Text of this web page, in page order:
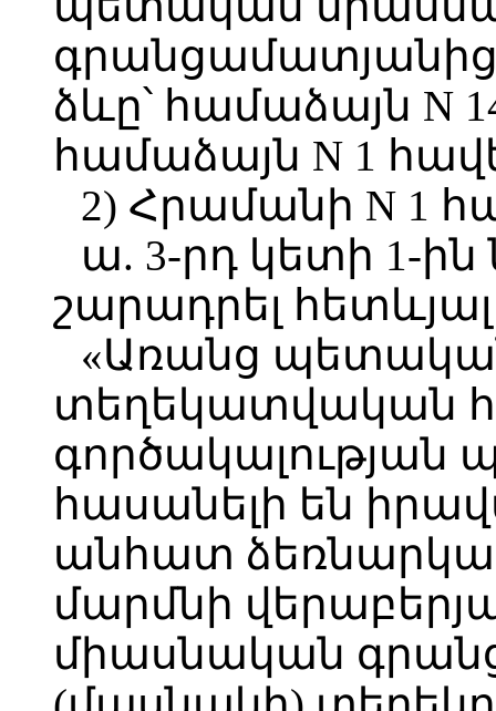
ձևը՝ համաձայն N
համաձայն N 1
2) Հրամանի N 1
ա. 3-րդ կետի 1-
շարադրել
«Առանց
տեղեկատվական
գործակալության
հասանելի են
անհատ
մարմնի
միասնական